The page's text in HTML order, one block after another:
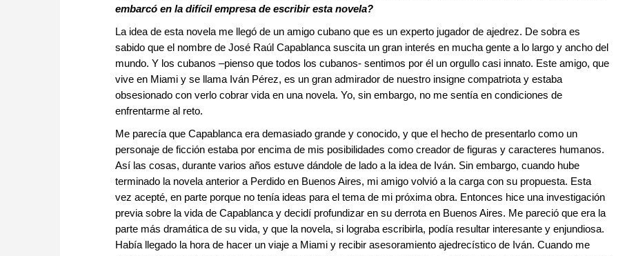
embarcó en la difícil empresa de escribir esta novela?
La idea de esta novela me llegó de un amigo cubano que es un experto jugador de ajedrez. De sobra es
sabido que el nombre de José Raúl Capablanca suscita un gran interés en mucha gente a lo largo y ancho del
mundo. Y los cubanos –pienso que todos los cubanos- sentimos por él un orgullo casi innato. Este amigo, que
vive en Miami y se llama Iván Pérez, es un gran admirador de nuestro insigne compatriota y estaba
obsesionado con verlo cobrar vida en una novela. Yo, sin embargo, no me sentía en condiciones de
enfrentarme al reto.
Me parecía que Capablanca era demasiado grande y conocido, y que el hecho de presentarlo como un
personaje de ficción estaba por encima de mis posibilidades como creador de figuras y caracteres humanos.
Así las cosas, durante varios años estuve dándole de lado a la idea de Iván. Sin embargo, cuando hube
terminado la novela anterior a Perdido en Buenos Aires, mi amigo volvió a la carga con su propuesta. Esta
vez acepté, en parte porque no tenía ideas para el tema de mi próxima obra. Entonces hice una investigación
previa sobre la vida de Capablanca y decidí profundizar en su derrota en Buenos Aires. Me pareció que era la
parte más dramática de su vida, y que la novela, si lograba escribirla, podía resultar interesante y enjundiosa.
Había llegado la hora de hacer un viaje a Miami y recibir asesoramiento ajedrecístico de Iván. Cuando me